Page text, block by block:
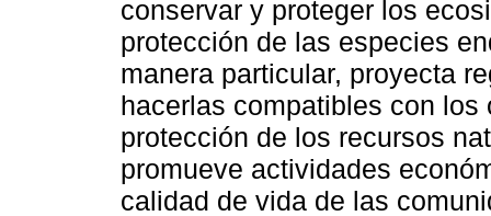
conservar y proteger los
protección de las especies
manera particular, proyecta
hacerlas compatibles con
protección de los recursos
promueve actividades
calidad de vida de las